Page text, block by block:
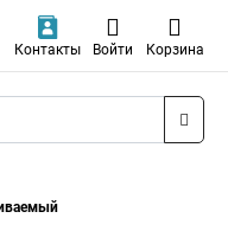
Контакты Войти Корзина